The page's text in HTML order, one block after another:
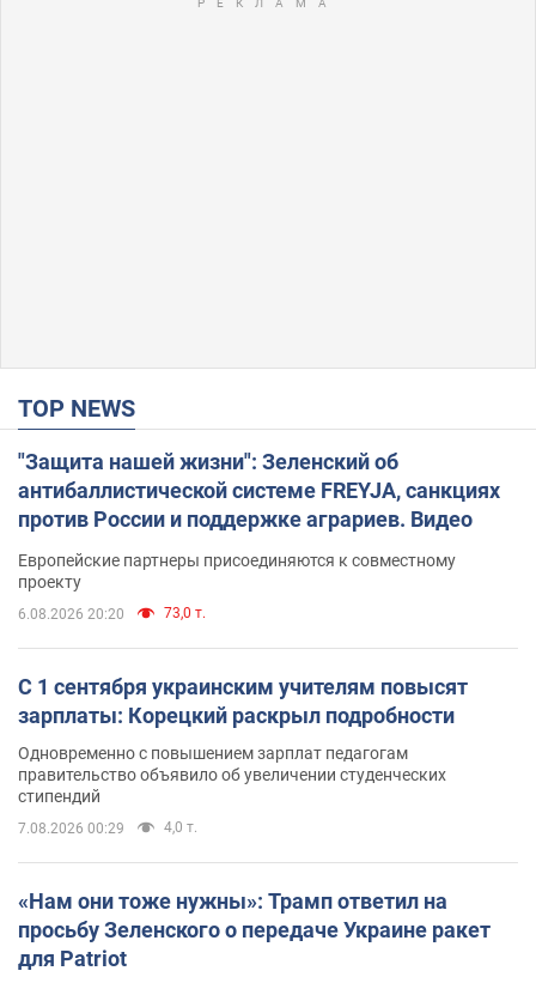
TOP NEWS
"Защита нашей жизни": Зеленский об
антибаллистической системе FREYJA, санкциях
против России и поддержке аграриев. Видео
Европейские партнеры присоединяются к совместному
проекту
6.08.2026 20:20 73,0 т.
С 1 сентября украинским учителям повысят
зарплаты: Корецкий раскрыл подробности
Одновременно с повышением зарплат педагогам
правительство объявило об увеличении студенческих
стипендий
7.08.2026 00:29 4,0 т.
«Нам они тоже нужны»: Трамп ответил на
просьбу Зеленского о передаче Украине ракет
для Patriot